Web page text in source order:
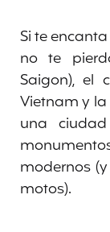
Si te
no te
Saigon), el
Vietnam y la
una
modernos
motos).